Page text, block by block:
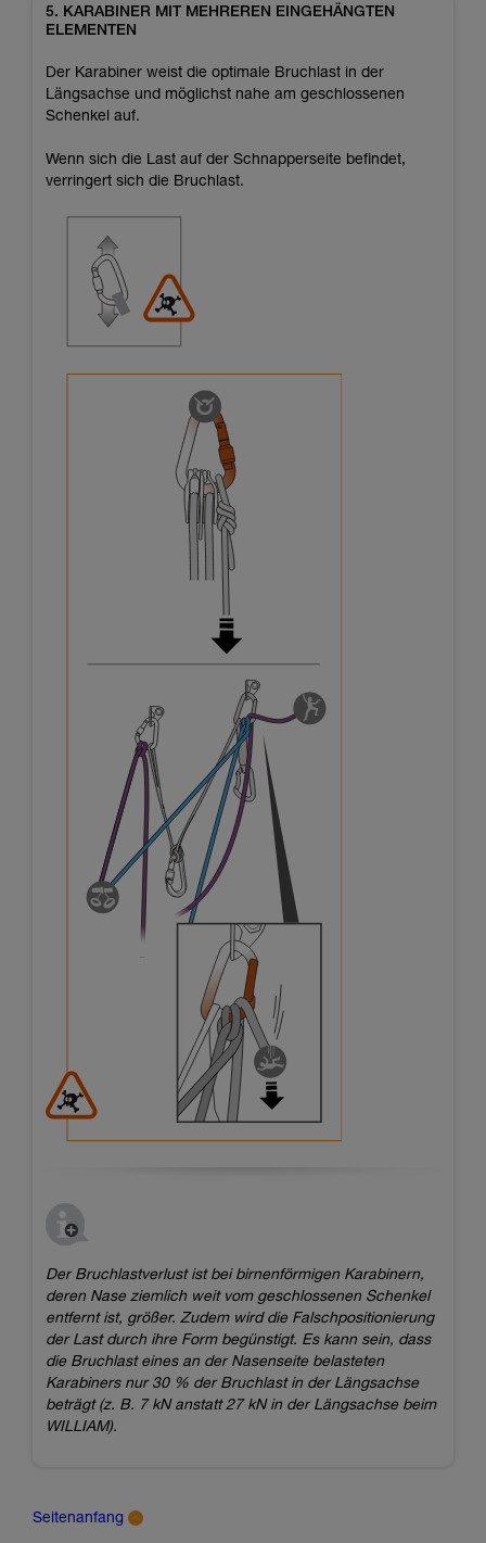
5. KARABINER MIT MEHREREN EINGEHÄNGTEN
ELEMENTEN
Der Karabiner weist die optimale Bruchlast in der
Längsachse und möglichst nahe am geschlossenen
Schenkel auf.
Wenn sich die Last auf der Schnapperseite befindet,
verringert sich die Bruchlast.
Der Bruchlastverlust ist bei birnenförmigen Karabinern,
deren Nase ziemlich weit vom geschlossenen Schenkel
entfernt ist, größer. Zudem wird die Falschpositionierung
der Last durch ihre Form begünstigt. Es kann sein, dass
die Bruchlast eines an der Nasenseite belasteten
Karabiners nur 30 % der Bruchlast in der Längsachse
beträgt (z. B. 7 kN anstatt 27 kN in der Längsachse beim
WILLIAM).
Seitenanfang